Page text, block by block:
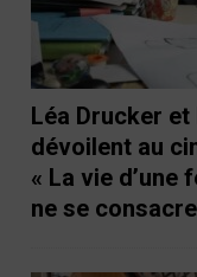
Léa Drucker
dévoilent au
« La vie d’une
ne se